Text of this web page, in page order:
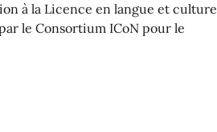
à la Licence en langue et culture
le Consortium ICoN pour le